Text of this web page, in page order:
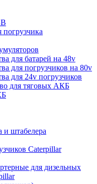
погрузчика
для батарей на 48v
для погрузчиков на 80v
для 24v погрузчиков
для тяговых АКБ
и штабелера
Caterpillar
для дизельных